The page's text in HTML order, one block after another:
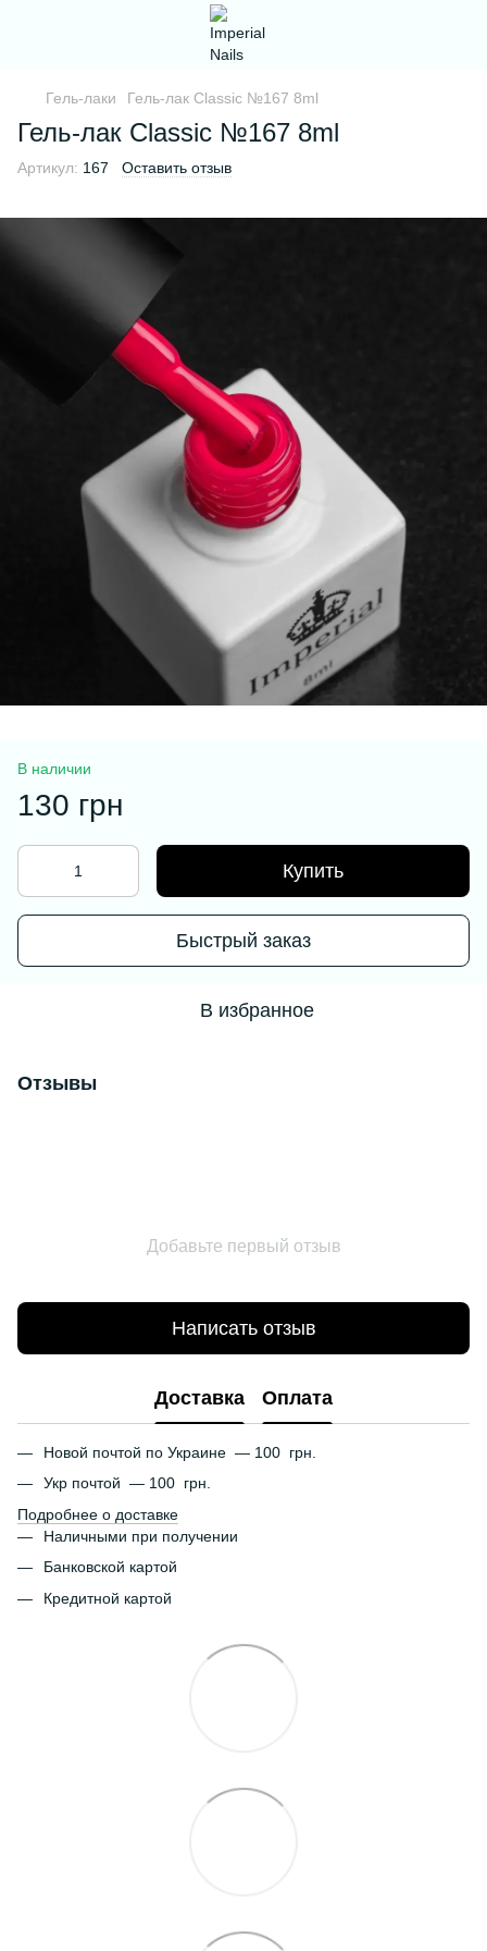
Гель-лаки Гель-лак Classic №167 8ml
Гель-лак Classic №167 8ml
Артикул: 167 Оставить отзыв
В наличии
130 грн
Купить
Быстрый заказ
В избранное
Отзывы
Добавьте первый отзыв
Написать отзыв
Доставка Оплата
Новой почтой по Украине — 100 грн.
Укр почтой — 100 грн.
Подробнее о доставке
Наличными при получении
Банковской картой
Кредитной картой